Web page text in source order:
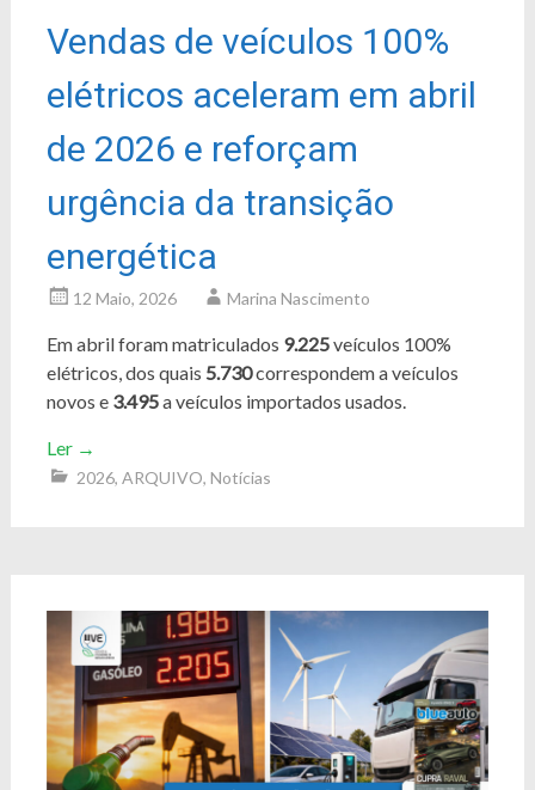
Vendas de veículos 100%
elétricos aceleram em abril
de 2026 e reforçam
urgência da transição
energética
12 Maio, 2026 Marina Nascimento
Em abril foram matriculados 9.225veículos 100%
elétricos, dos quais 5.730correspondem a veículos
novos e 3.495a veículos importados usados.
Ler →
2026, ARQUIVO, Notícias